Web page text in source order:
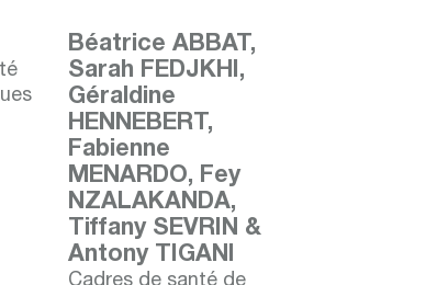
Béatrice ABBAT,
Sarah FEDJKHI,
Géraldine
HENNEBERT,
Fabienne
MENARDO, Fey
NZALAKANDA,
Tiffany SEVRIN &
Antony TIGANI